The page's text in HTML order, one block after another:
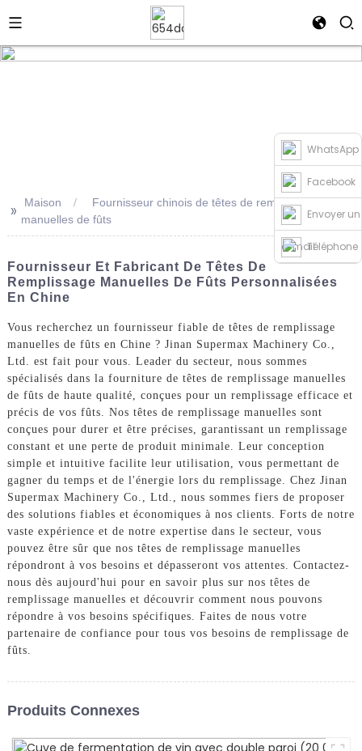
WhatsApp
Facebook
Envoyer un
e-mailTéléphone
>> Maison
Fournisseur chinois de têtes de remplissage
manuelles de fûts
Fournisseur Et Fabricant De Têtes De
Remplissage Manuelles De Fûts Personnalisées
En Chine
Vous recherchez un fournisseur fiable de têtes de remplissage
manuelles de fûts en Chine ? Jinan Supermax Machinery Co.,
Ltd. est fait pour vous. Leader du secteur, nous sommes
spécialisés dans la fourniture de têtes de remplissage manuelles
de fûts de haute qualité, conçues pour un remplissage efficace et
précis de vos fûts. Nos têtes de remplissage manuelles sont
conçues pour durer et être précises, garantissant un remplissage
constant et une perte de produit minimale. Leur conception
simple et intuitive facilite leur utilisation, vous permettant de
gagner du temps et de l'énergie lors du remplissage. Chez Jinan
Supermax Machinery Co., Ltd., nous sommes fiers de proposer
des solutions fiables et économiques à nos clients. Forts de notre
vaste expérience et de notre expertise dans le secteur, vous
pouvez être sûr que nos têtes de remplissage manuelles
répondront à vos besoins et dépasseront vos attentes. Contactez-
nous dès aujourd'hui pour en savoir plus sur nos têtes de
remplissage manuelles et découvrir comment nous pouvons
répondre à vos besoins spécifiques. Faites de nous votre
partenaire de confiance pour tous vos besoins de remplissage de
fûts.
Produits Connexes